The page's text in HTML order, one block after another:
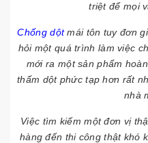
triệt để mọi
Chống dộtmái tôn tuy đơn
hỏi một quá trình làm việc
mới ra một sản phẩm
thấm dột phức tạp hơn rất
nhà
Việc tìm kiếm một đơn vị
hàng đến thi công thật khó